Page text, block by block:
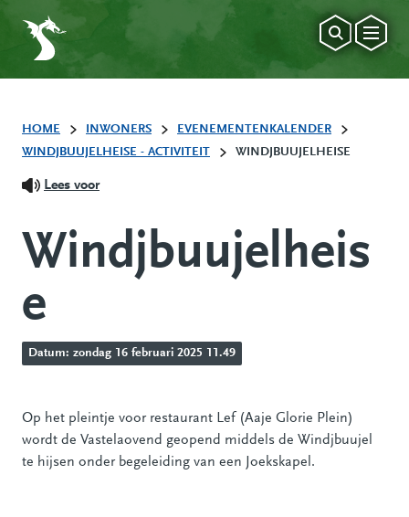
HOME INWONERS
EVENEMENTENKALENDER
WINDJBUUJELHEISE - ACTIVITEIT
WINDJBUUJELHEISE
Lees voor
Windjbuujelheis
e
Datum: zondag 16 februari 2025 11.49
Op het pleintje voor restaurant Lef (Aaje Glorie Plein)
wordt de Vastelaovend geopend middels de Windjbuujel
te hijsen onder begeleiding van een Joekskapel.